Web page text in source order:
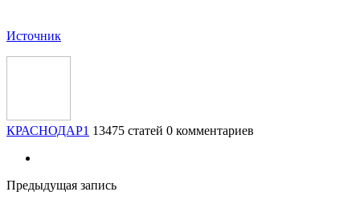
Источник
КРАСНОДАР1 13475 статей 0 комментариев
Предыдущая запись